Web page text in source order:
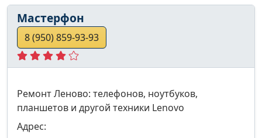
Мастерфон
8 (950) 859-93-93
Ремонт Леново: телефонов, ноутбуков,
планшетов и другой техники Lenovo
Адрес: